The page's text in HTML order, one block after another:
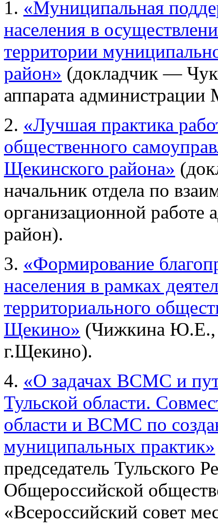
1. «Муниципальная
населения в
территории
район» (докладчик —
аппарата
2. «Лучшая практика
общественного
Щекинского района»
начальник отдела по
организационной
район).
3. «Формирование
населения в рамках
территориального
Щекино» (Чижкина Ю.Е.,
г.Щекино).
4. «О задачах ВСМС и
Тульской области.
области и ВСМС по
муниципальных практик»
председатель Тульского
Общероссийской
«Всероссийский совет